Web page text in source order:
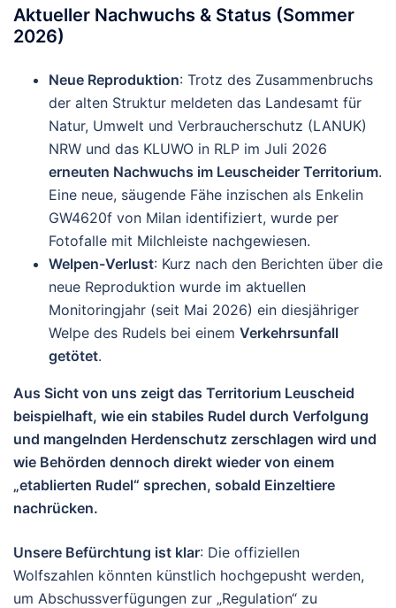
Aktueller Nachwuchs & Status (Sommer
2026)
Neue Reproduktion: Trotz des Zusammenbruchs
der alten Struktur meldeten das Landesamt für
Natur, Umwelt und Verbraucherschutz (LANUK)
NRW und das KLUWO in RLP im Juli 2026
erneuten Nachwuchs im Leuscheider Territorium.
Eine neue, säugende Fähe inzischen als Enkelin
GW4620f von Milan identifiziert, wurde per
Fotofalle mit Milchleiste nachgewiesen.
Welpen-Verlust: Kurz nach den Berichten über die
neue Reproduktion wurde im aktuellen
Monitoringjahr (seit Mai 2026) ein diesjähriger
Welpe des Rudels bei einem Verkehrsunfall
getötet.
Aus Sicht von uns zeigt das Territorium Leuscheid
beispielhaft, wie ein stabiles Rudel durch Verfolgung
und mangelnden Herdenschutz zerschlagen wird und
wie Behörden dennoch direkt wieder von einem
„etablierten Rudel“ sprechen, sobald Einzeltiere
nachrücken.
Unsere Befürchtung ist klar: Die offiziellen
Wolfszahlen könnten künstlich hochgepusht werden,
um Abschussverfügungen zur „Regulation“ zu